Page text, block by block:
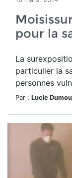
pour la
La
particulier la
personnes
Par : Lucie